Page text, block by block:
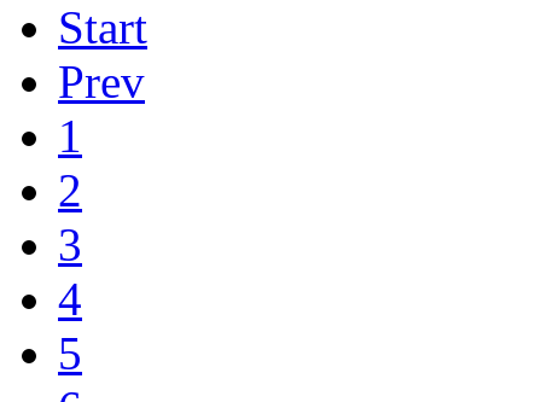
Start
Prev
1
2
3
4
5